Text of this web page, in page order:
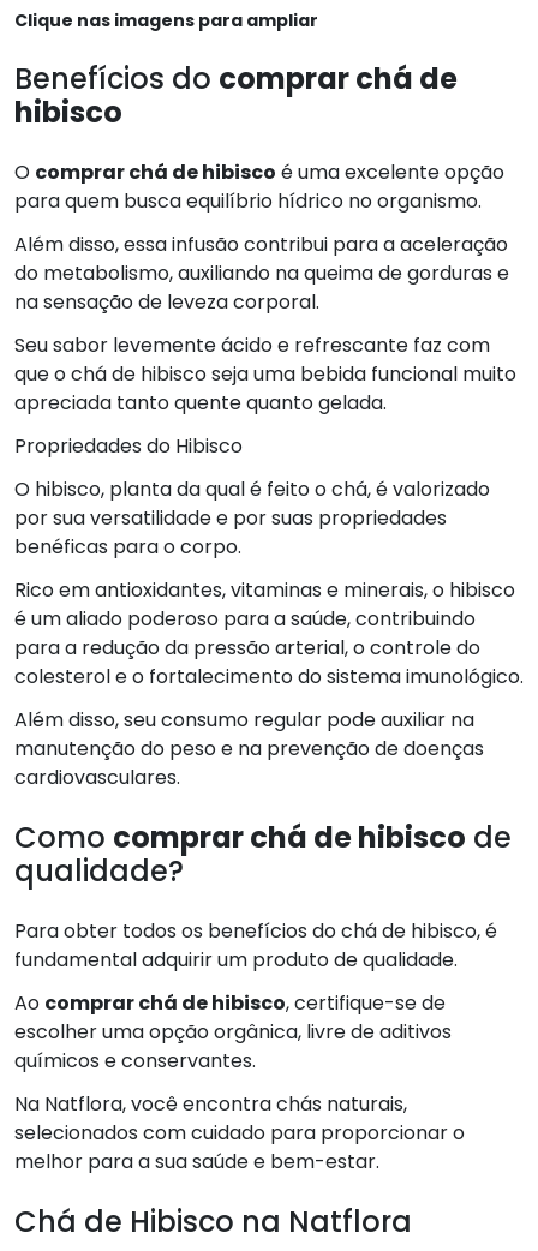
Clique nas imagens para ampliar
Benefícios do comprar chá de
hibisco
O comprar chá de hibisco é uma excelente opção
para quem busca equilíbrio hídrico no organismo.
Além disso, essa infusão contribui para a aceleração
do metabolismo, auxiliando na queima de gorduras e
na sensação de leveza corporal.
Seu sabor levemente ácido e refrescante faz com
que o chá de hibisco seja uma bebida funcional muito
apreciada tanto quente quanto gelada.
Propriedades do Hibisco
O hibisco, planta da qual é feito o chá, é valorizado
por sua versatilidade e por suas propriedades
benéficas para o corpo.
Rico em antioxidantes, vitaminas e minerais, o hibisco
é um aliado poderoso para a saúde, contribuindo
para a redução da pressão arterial, o controle do
colesterol e o fortalecimento do sistema imunológico.
Além disso, seu consumo regular pode auxiliar na
manutenção do peso e na prevenção de doenças
cardiovasculares.
Como comprar chá de hibisco de
qualidade?
Para obter todos os benefícios do chá de hibisco, é
fundamental adquirir um produto de qualidade.
Ao comprar chá de hibisco, certifique-se de
escolher uma opção orgânica, livre de aditivos
químicos e conservantes.
Na Natflora, você encontra chás naturais,
selecionados com cuidado para proporcionar o
melhor para a sua saúde e bem-estar.
Chá de Hibisco na Natflora